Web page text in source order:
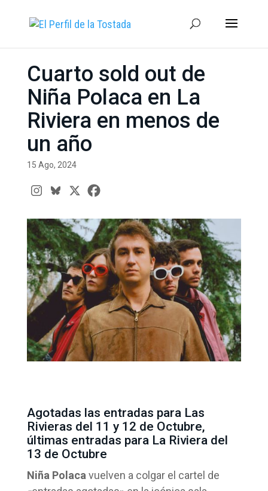
Cuarto sold out de
Niña Polaca en La
Riviera en menos de
un año
15 Ago, 2024
Agotadas las entradas para Las
Rivieras del 11 y 12 de Octubre,
últimas entradas para La Riviera del
13 de Octubre
Niña Polaca vuelven a colgar el cartel de